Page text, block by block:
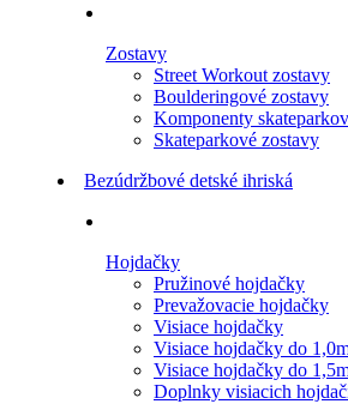
Zostavy
Street Workout zostavy
Boulderingové zostavy
Komponenty skateparkov
Skateparkové zostavy
Bezúdržbové detské ihriská
Hojdačky
Pružinové hojdačky
Prevažovacie hojdačky
Visiace hojdačky
Visiace hojdačky do
Visiace hojdačky do
Doplnky visiacich